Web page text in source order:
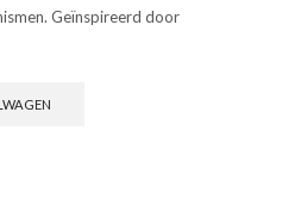
Geïnspireerd door